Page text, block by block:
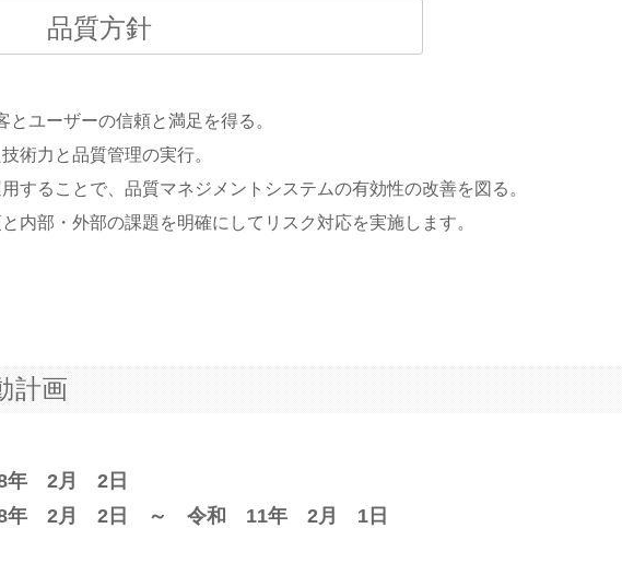
品質方針
とユーザーの信頼と満足を得る。
術力と品質管理の実行。
することで、品質マネジメントシステムの有効性の改善を図る。
内部・外部の課題を明確にしてリスク対応を実施します。
計画
2月 2日
年 2月 2日 ～ 令和 11年 2月 1日